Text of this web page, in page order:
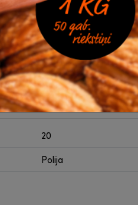
Kartons
100 x 340 x 297 mm
Donau
20
Polija